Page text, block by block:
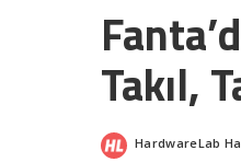
Takıl,
Posted
HardwareLab